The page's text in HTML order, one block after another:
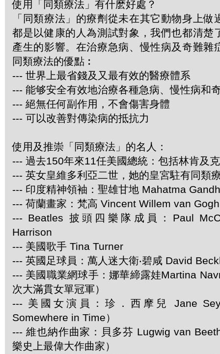
使用「同類療法」有什麽好處？
「同類療法」的療劑從未在其它動物身上做
都是以健康的人為測試對象，我們也都清楚
產生的影響。在治療急病、慢性病及奇難雜
同類療法的優點︰
--- 世界上最省錢及又最有效的醫療體系
--- 能够安全有效地治療各種急病、慢性病和
--- 絕無任何副作用，不會傷害身體
--- 可以改善對傳染病的抵抗力
使用及推崇「同類療法」的名人：
--- 過去150年來11任美國總統：包括林肯及
--- 英女皇維多利亞二世，她的皇宮駐有同類
--- 印度精神領袖：聖雄甘地 Mahatma
--- 荷蘭畫家：梵高 Vincent Willem van Gogh
--- Beatles 披頭四樂隊成員：Paul
Harrison
--- 美國歌手 Tina Turner
--- 英國足球員：萬人迷大衛‧碧咸 David
--- 美國職業網球手：娜華締露娃Martina
次大滿貫女單冠軍）
--- 美國女演員：珍．西摩兒 Jane
Somewhere in Time）
--- 維也納作曲家：貝多芬 Lugwig van
樂史上最偉大作曲家）